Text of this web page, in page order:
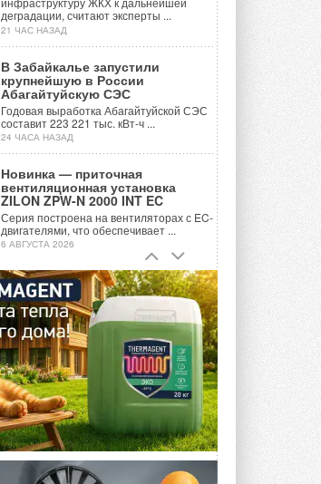
деградации, считают эксперты ...
21 ЧАС НАЗАД
В Забайкалье запустили
крупнейшую в России
Абагайтуйскую СЭС
Годовая выработка Абагайтуйской СЭС
составит 223 221 тыс. кВт-ч ...
24 ЧАСА НАЗАД
Новинка — приточная
вентиляционная установка
ZILON ZPW-N 2000 INT EC
Серия построена на вентиляторах с EC-
двигателями, что обеспечивает ...
6 АВГУСТА 2026
Учёные ЮУрГУ создали
каскадную установку,
объединяющую солнечную и
геотермальную энергию
Природосберегающие технологии ...
6 АВГУСТА 2026
Для Арктики создали
технологию защиты
ветрогенераторов от аварий
Разработка учитывает влияние
мерзлоты, обледенения и снеговых ...
6 АВГУСТА 2026